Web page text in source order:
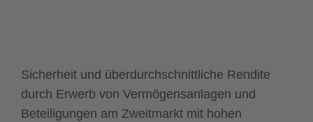
Sicherheit und überdurchschnittliche Rendite
durch Erwerb von Vermögensanlagen und
Beteiligungen am Zweitmarkt mit hohen